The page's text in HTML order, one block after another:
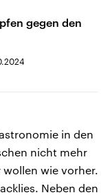
gegen den
in den
nicht mehr
wie vorher.
Neben den